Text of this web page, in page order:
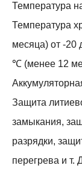
Температура
Температура
месяца) от -20
℃ (менее 12
Защита
замыкания,
разрядки,
перегрева и т.